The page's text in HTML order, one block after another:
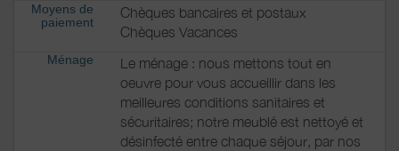
Moyens de
paiement
Chèques bancaires et postaux
Chèques Vacances
Ménage
Le ménage : nous mettons tout en
oeuvre pour vous accueillir dans les
meilleures conditions sanitaires et
sécuritaires; notre meublé est nettoyé et
désinfecté entre chaque séjour, par nos